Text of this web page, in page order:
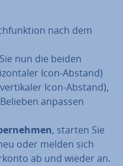
nach dem
nun die beiden
Icon-Abstand)
Icon-Abstand),
anpassen
, starten Sie
oder melden sich
ab und wieder an.